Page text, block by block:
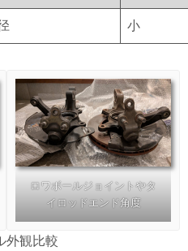
小
ロワボールジョイントやタ
イロッドエンド角度
外観比較